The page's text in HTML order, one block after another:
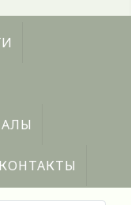
КОНТАКТЫ